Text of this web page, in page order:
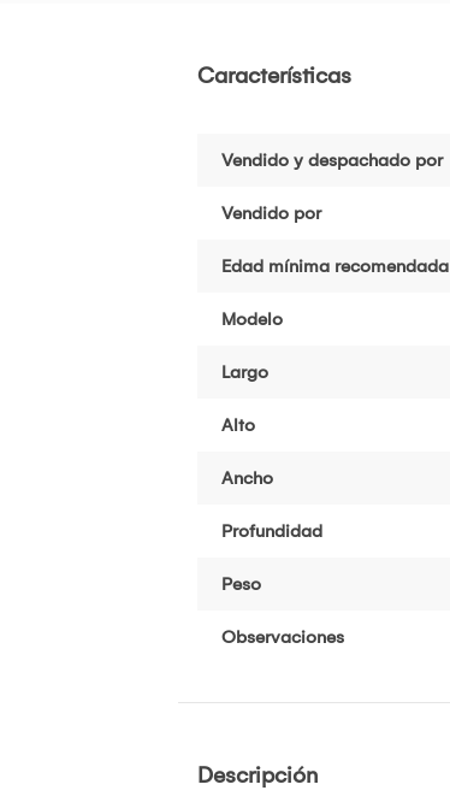
Características
Vendido y despachado por
Vendido por
Edad mínima recomendada
Modelo
Largo
Alto
Ancho
Profundidad
Peso
Observaciones
Descripción